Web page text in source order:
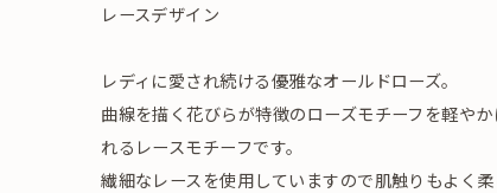
レースデザイン
レディに愛され続ける優雅なオールドローズ。
曲線を描く花びらが特徴のローズモチーフを軽や
れるレースモチーフです。
繊細なレースを使用していますので肌触りもよく